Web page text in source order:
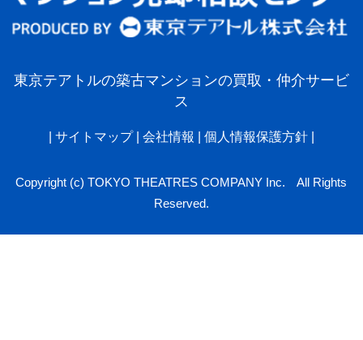
東京テアトルの築古マンションの買取・仲介サービ
ス
サイトマップ 会社情報 個人情報保護方針|
Copyright (c) TOKYO THEATRES COMPANY Inc. All Rights
Reserved.